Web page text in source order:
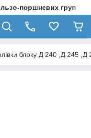
поршневих груп
блоку Д 240 ,Д 245